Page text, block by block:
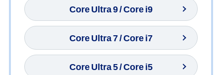
Core Ultra 9 / Core i9
Core Ultra 7 / Core i7
Core Ultra 5 / Core i5